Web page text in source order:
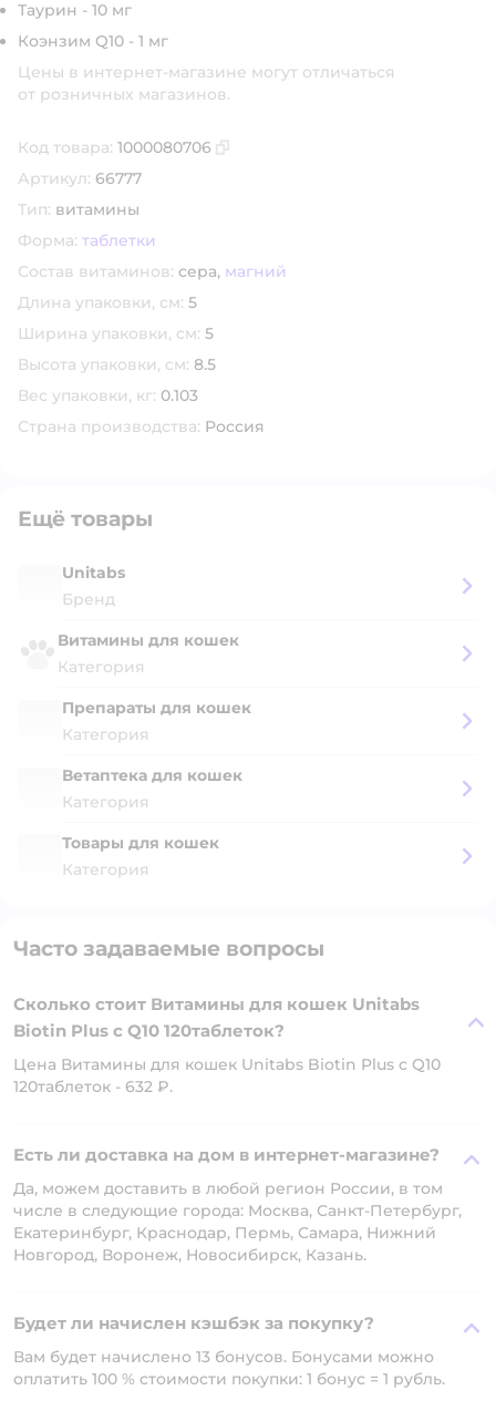
Таурин - 10 мг
Коэнзим Q10 - 1 мг
Цены в интернет-магазине могут отличаться
от розничных магазинов.
Код товара: 1000080706
Артикул: 66777
Тип: витамины
Форма: таблетки
Состав витаминов: сера, магний
Длина упаковки, см: 5
Ширина упаковки, см: 5
Высота упаковки, см: 8.5
Вес упаковки, кг: 0.103
Страна производства: Россия
Ещё товары
Unitabs
Бренд
Витамины для кошек
Категория
Препараты для кошек
Категория
Ветаптека для кошек
Категория
Товары для кошек
Категория
Часто задаваемые вопросы
Сколько стоит Витамины для кошек Unitabs
Biotin Plus с Q10 120таблеток?
Цена Витамины для кошек Unitabs Biotin Plus с Q10
120таблеток - 632 ₽.
Есть ли доставка на дом в интернет-магазине?
Да, можем доставить в любой регион России, в том
числе в следующие города: Москва, Санкт-Петербург,
Екатеринбург, Краснодар, Пермь, Самара, Нижний
Новгород, Воронеж, Новосибирск, Казань.
Будет ли начислен кэшбэк за покупку?
Вам будет начислено 13 бонусов. Бонусами можно
оплатить 100 % стоимости покупки: 1 бонус = 1 рубль.